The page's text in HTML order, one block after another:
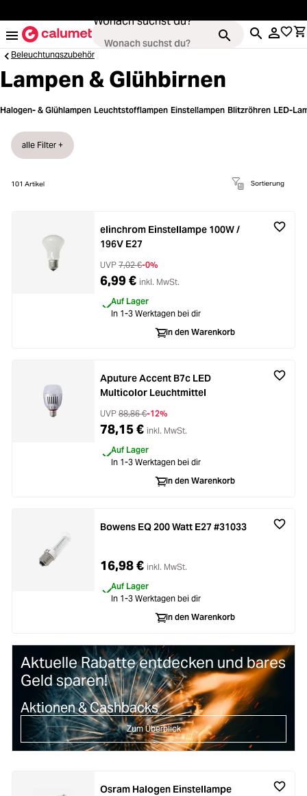
Wonach suchst du?
Kameras
Loading...
Objektive
Video & Drohnen
Stative & Gimbals
Loading...
Taschen
Zubehör
Bildbearbeitung
Loading...
Ferngläser
Second Hand
Loading...
Beleuchtungszubehör
Lampen & Glühbirnen
Halogen- & Glühlampen Leuchtstofflampen Einstellampen Blitzröhren LED-
101 Artikel Sortierung
alle Filter +
elinchrom Einstellampe 100W /
196V E27
UVP 7,02 €-0%
6,99 € inkl. MwSt.
Auf Lager
In 1-3 Werktagen bei dir
In den Warenkorb
Aputure Accent B7c LED
Multicolor Leuchtmittel
UVP 88,86 €-12%
78,15 € inkl. MwSt.
Auf Lager
In 1-3 Werktagen bei dir
In den Warenkorb
Bowens EQ 200 Watt E27 #31033
16,98 € inkl. MwSt.
Auf Lager
In 1-3 Werktagen bei dir
In den Warenkorb
Aktuelle Rabatte entdecken und bares
Geld sparen!
Aktionen & Cashbacks
Zum Überblick
Osram Halogen Einstellampe